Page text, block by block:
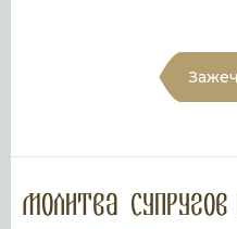
Молитва супругов